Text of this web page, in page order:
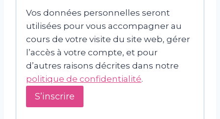
o
i
Vos données personnelles seront
utilisées pour vous accompagner au
cours de votre visite du site web, gérer
l’accès à votre compte, et pour
d’autres raisons décrites dans notre
politique de confidentialité.
S’inscrire